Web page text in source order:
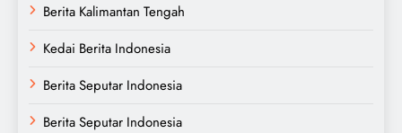
Berita Kalimantan Tengah
Kedai Berita Indonesia
Berita Seputar Indonesia
Berita Seputar Indonesia